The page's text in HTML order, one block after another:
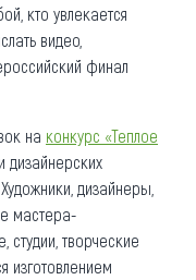
кто увлекается
видео,
финал
на конкурс «Теплое
дизайнерских
дизайнеры,
мастера-
студии, творческие
изготовлением